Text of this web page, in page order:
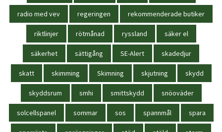
radio med vev regeringen rekommenderade butiker
riktlinjer rötmånad ryssland säker el
säkerhet sättigång SE-Alert skadedjur
skatt skimming Skimning skjutning skydd
skyddsrum smhi smittskydd snöoväder
solcellspanel sommar sos spannmål spara